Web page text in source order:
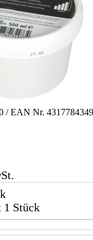
/ EAN Nr.
1 Stück